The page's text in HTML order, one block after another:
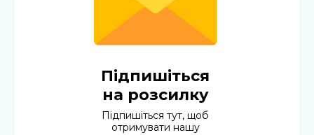
Підпишіться
на розсилку
Підпишіться тут, щоб
отримувати нашу